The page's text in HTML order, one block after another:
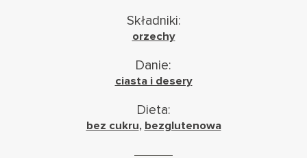
Składniki:
orzechy
Danie:
ciasta i desery
Dieta:
bez cukru, bezglutenowa